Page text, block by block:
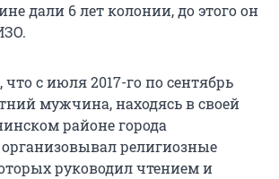
дали 6 лет колонии, до этого он
с июля 2017-го по сентябрь
мужчина, находясь в своей
районе города
религиозные
руководил чтением и